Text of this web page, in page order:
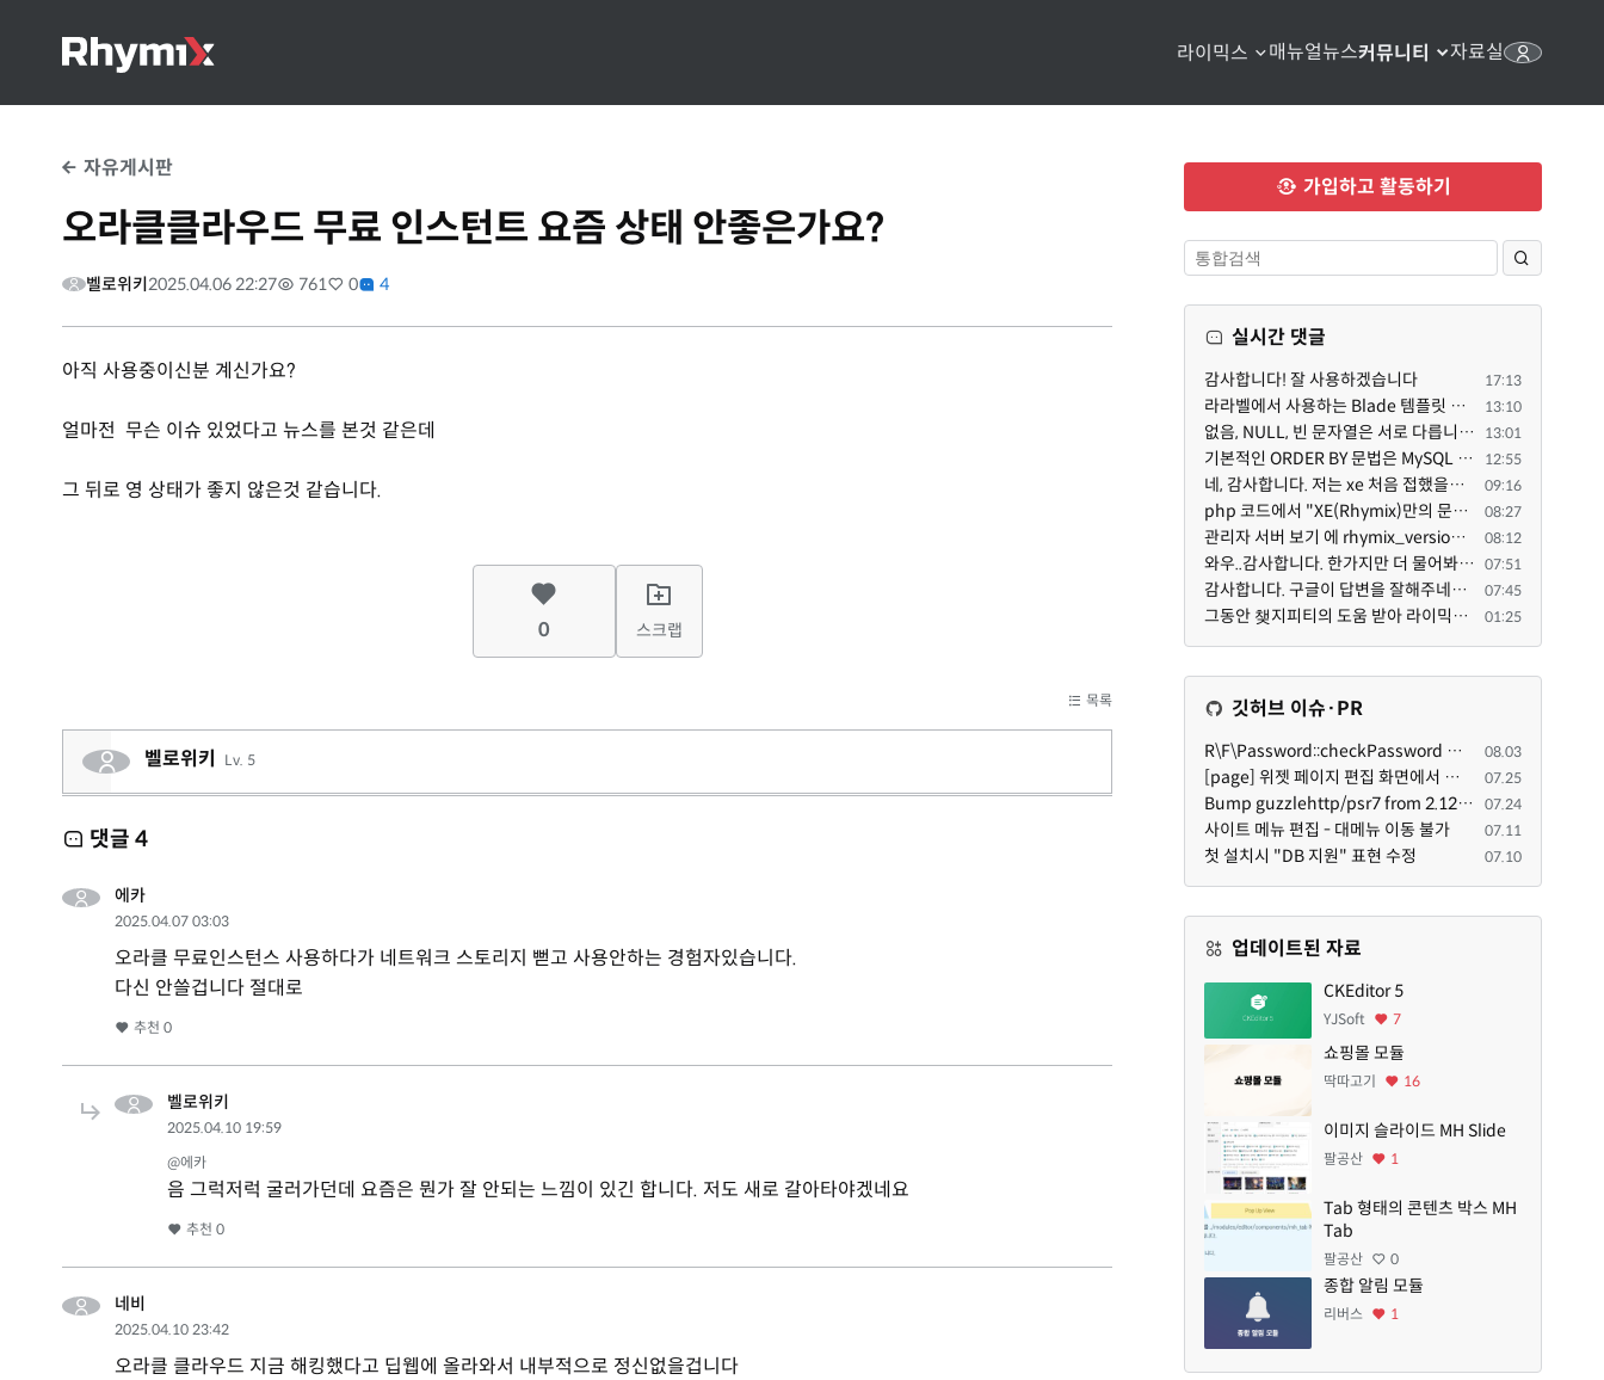
라이믹스 매뉴얼뉴스커뮤니티 자료실
자유게시판
오라클클라우드 무료 인스턴트 요즘 상태 안좋은가요?
벨로위키2025.04.06 22:27 761 0 4
아직 사용중이신분 계신가요?
얼마전 무슨 이슈 있었다고 뉴스를 본것 같은데
그 뒤로 영 상태가 좋지 않은것 같습니다.
0 스크랩
목록
벨로위키 Lv. 5
댓글 4
에카
2025.04.07 03:03
오라클 무료인스턴스 사용하다가 네트워크 스토리지 뻗고 사용안하는 경험자있습니다.
다신 안쓸겁니다 절대로
추천 0
벨로위키
2025.04.10 19:59
@에카
음 그럭저럭 굴러가던데 요즘은 뭔가 잘 안되는 느낌이 있긴 합니다. 저도 새로 갈아타야겠네요
추천 0
네비
2025.04.10 23:42
오라클 클라우드 지금 해킹했다고 딥웹에 올라와서 내부적으로 정신없을겁니다
가입하고 활동하기
실시간 댓글
감사합니다! 잘 사용하겠습니다 17:13
라라벨에서 사용하는 Blade 템플릿 문법을 라이믹스에서도 일부분 도입하였는데, 양쪽의 템플릿 매뉴얼 분량... 13:10
없음, NULL, 빈 문자열은 서로 다릅니다. 예전에는 대충 써도 서로 통용되었지만, 그것 때문에 버그나 보안... 13:01
기본적인 ORDER BY 문법은 MySQL 초기 버전이든 MariaDB 최신 버전이든 차이가 없습니다. 라이믹스 게시판에... 12:55
네, 감사합니다. 저는 xe 처음 접했을때 XE 문법으로 만들었다고 해서 xe코드들이 php와 전혀 다른것 같이 ... 09:16
php 코드에서 "XE(Rhymix)만의 문법"이라는건 존재하지도 않고 별도의 인터프리터를 만들지 않는한 쓸 수도 ... 08:27
관리자 서버 보기 에 rhymix_version : 2.1.35 php : 7.4.3 (64-bit) db.type : mysql (innodb, utf8mb4) db... 08:12
와우..감사합니다. 한가지만 더 물어봐도 되겠는지요. Password.php 파일안에 클래스와 함수들은 순수 php ... 07:51
감사합니다. 구글이 답변을 잘해주네요. 저는 지금까지 md5 에 머물러 있었네요. md5는 구석기 알고리즘이 ... 07:45
그동안 챚지피티의 도움 받아 라이믹스 2.1.35 로 업그레이드 잘 한 것은 부인할 수 없는 사실입니다. 그런... 01:25
깃허브 이슈·PR
R\F\Password::checkPassword 함수 해시 알고리즘을 암시적으로 호출하는 경우 Argon2id 해시 비교 실패 08.03
[page] 위젯 페이지 편집 화면에서 위젯이 Context의 module_info를 덮어쓰면 저장이 ERR_ACT_IS_NOT_STANDALONE으로 실패 07.25
Bump guzzlehttp/psr7 from 2.12.1 to 2.12.3 in /common 07.24
사이트 메뉴 편집 - 대메뉴 이동 불가 07.11
첫 설치시 "DB 지원" 표현 수정 07.10
업데이트된 자료
CKEditor 5
YJSoft 7
쇼핑몰 모듈
딱따고기 16
이미지 슬라이드 MH Slide
팔공산 1
Tab 형태의 콘텐츠 박스 MH
Tab
팔공산 0
종합 알림 모듈
리버스 1